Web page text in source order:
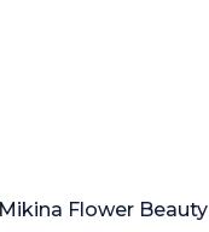
Mikina Flower Beauty